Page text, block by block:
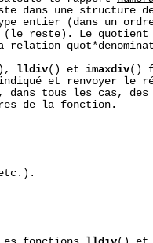
dans une structure
entier (dans un
(le reste). Le quotient
relation
quot*
lldiv() et imaxdiv()
et renvoyer le
dans tous les cas,
de la fonction.